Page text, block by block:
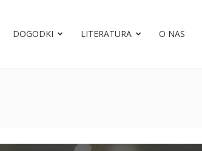
DOGODKI LITERATURA O NAS